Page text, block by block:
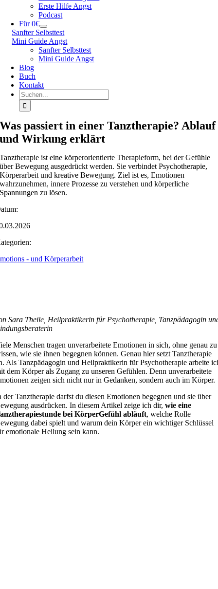
Erste Hilfe Angst
Podcast
Für 0€
Sanfter Selbsttest
Mini Guide Angst
Sanfter Selbsttest
Mini Guide Angst
Blog
Buch
Kontakt
Suche
nach:
Was passiert in einer Tanztherapie? Ablauf
und Wirkung erklärt
Tanztherapie ist eine körperorientierte Therapieform, bei der Gefühle
über Bewegung ausgedrückt werden. Sie verbindet Psychotherapie,
Körperarbeit und kreative Bewegung. Ziel ist es, Emotionen
wahrzunehmen, innere Prozesse zu verstehen und körperliche
Spannungen zu lösen.
- und Körperarbeit
Sara Theile, Heilpraktikerin für Psychotherapie, Tanzpädagogin
Menschen tragen unverarbeitete Emotionen in sich, ohne genau zu
wie sie ihnen begegnen können. Genau hier setzt Tanztherapie
Als Tanzpädagogin und Heilpraktikerin für Psychotherapie arbeite
dem Körper als Zugang zu unseren Gefühlen. Denn unverarbeitete
zeigen sich nicht nur in Gedanken, sondern auch im Körper.
der Tanztherapie darfst du diesen Emotionen begegnen und sie über
ausdrücken. In diesem Artikel zeige ich dir,wie eine
bei KörperGefühl abläuft, welche Rolle
dabei spielt und warum dein Körper ein wichtiger Schlüssel
emotionale Heilung sein kann.